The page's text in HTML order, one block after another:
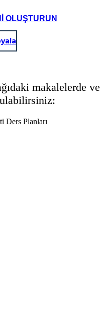
OLUŞTURUN
makalelerde ve